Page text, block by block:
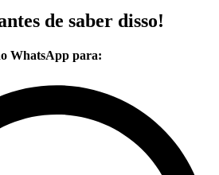
de saber disso!
WhatsApp para: